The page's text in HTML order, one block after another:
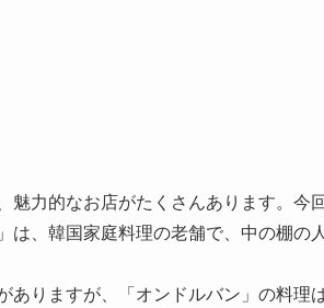
魅力的なお店がたくさんあります。今
は、韓国家庭料理の老舗で、中の棚の
ありますが、「オンドルバン」の料理